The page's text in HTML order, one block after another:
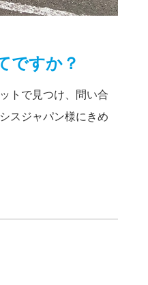
ですか？
トで見つけ、問い合
スジャパン様にきめ